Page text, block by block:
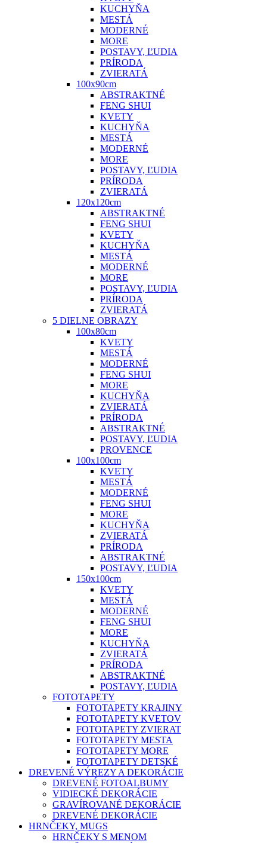
KUCHYŇA
MESTÁ
MODERNÉ
MORE
POSTAVY, ĽUDIA
PRÍRODA
ZVIERATÁ
100x90cm
ABSTRAKTNÉ
FENG SHUI
KVETY
KUCHYŇA
MESTÁ
MODERNÉ
MORE
POSTAVY, ĽUDIA
PRÍRODA
ZVIERATÁ
120x120cm
ABSTRAKTNÉ
FENG SHUI
KVETY
KUCHYŇA
MESTÁ
MODERNÉ
MORE
POSTAVY, ĽUDIA
PRÍRODA
ZVIERATÁ
5 DIELNE OBRAZY
100x80cm
KVETY
MESTÁ
MODERNÉ
FENG SHUI
MORE
KUCHYŇA
ZVIERATÁ
PRÍRODA
ABSTRAKTNÉ
POSTAVY, ĽUDIA
PROVENCE
100x100cm
KVETY
MESTÁ
MODERNÉ
FENG SHUI
MORE
KUCHYŇA
ZVIERATÁ
PRÍRODA
ABSTRAKTNÉ
POSTAVY, ĽUDIA
150x100cm
KVETY
MESTÁ
MODERNÉ
FENG SHUI
MORE
KUCHYŇA
ZVIERATÁ
PRÍRODA
ABSTRAKTNÉ
POSTAVY, ĽUDIA
FOTOTAPETY
FOTOTAPETY KRAJINY
FOTOTAPETY KVETOV
FOTOTAPETY ZVIERAT
FOTOTAPETY MESTA
FOTOTAPETY MORE
FOTOTAPETY DETSKÉ
DREVENÉ VÝREZY A DEKORÁCIE
DREVENÉ FOTOALBUMY
VIDIECKÉ DEKORÁCIE
GRAVÍROVANÉ DEKORÁCIE
DREVENÉ DEKORÁCIE
HRNČEKY, MUGS
HRNČEKY S MENOM